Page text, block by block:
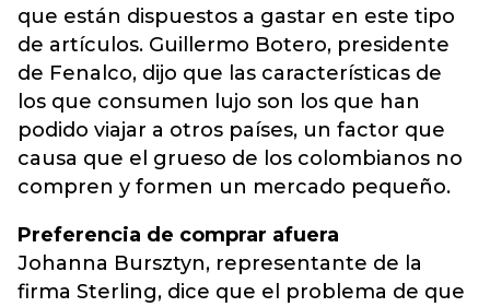
que están dispuestos a gastar en este tipo
de artículos. Guillermo Botero, presidente
de Fenalco, dijo que las características de
los que consumen lujo son los que han
podido viajar a otros países, un factor que
causa que el grueso de los colombianos no
compren y formen un mercado pequeño.
Preferencia de comprar afuera
Johanna Bursztyn, representante de la
firma Sterling, dice que el problema de que